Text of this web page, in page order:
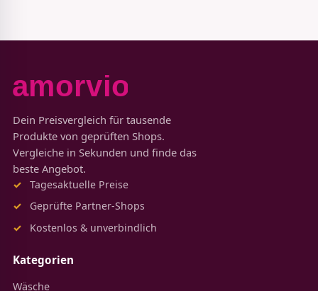
Dein Preisvergleich für tausende
Produkte von geprüften Shops.
Vergleiche in Sekunden und finde das
beste Angebot.
Tagesaktuelle Preise
Geprüfte Partner-Shops
Kostenlos & unverbindlich
Kategorien
Wäsche